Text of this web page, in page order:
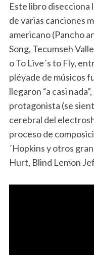
Este libro disecciona
de varias canciones
americano (Pancho
Song, Tecumseh
o To Live´s to Fly,
pléyade de músicos
llegaron “a casi
protagonista (se
cerebral del
proceso de
´Hopkins y otros
Hurt, Blind Lemon